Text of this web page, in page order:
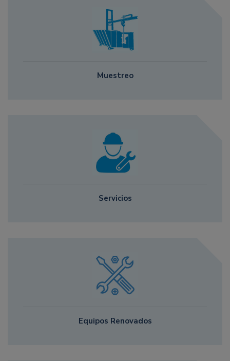
Muestreo
Servicios
Equipos Renovados